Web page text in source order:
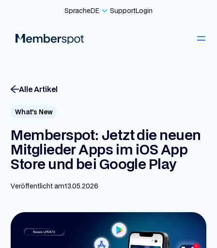
SpracheDE SupportLogin
Alle Artikel
What's New
Memberspot: Jetzt die neuen
Mitglieder Apps im iOS App
Store und bei Google Play
Veröffentlicht am13.05.2026